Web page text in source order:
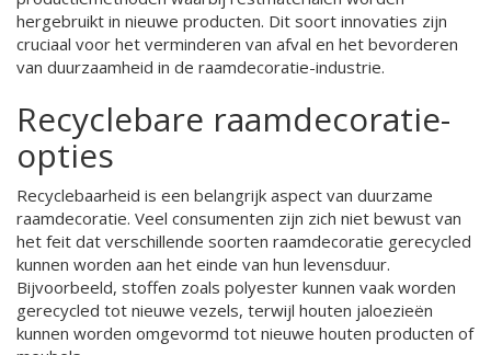
hergebruikt in nieuwe producten. Dit soort innovaties zijn
cruciaal voor het verminderen van afval en het bevorderen
van duurzaamheid in de raamdecoratie-industrie.
Recyclebare raamdecoratie-
opties
Recyclebaarheid is een belangrijk aspect van duurzame
raamdecoratie. Veel consumenten zijn zich niet bewust van
het feit dat verschillende soorten raamdecoratie gerecycled
kunnen worden aan het einde van hun levensduur.
Bijvoorbeeld, stoffen zoals polyester kunnen vaak worden
gerecycled tot nieuwe vezels, terwijl houten jaloezieën
kunnen worden omgevormd tot nieuwe houten producten of